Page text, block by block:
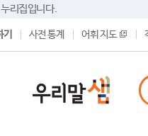
리집입니다.
사전 통계 어휘 지도